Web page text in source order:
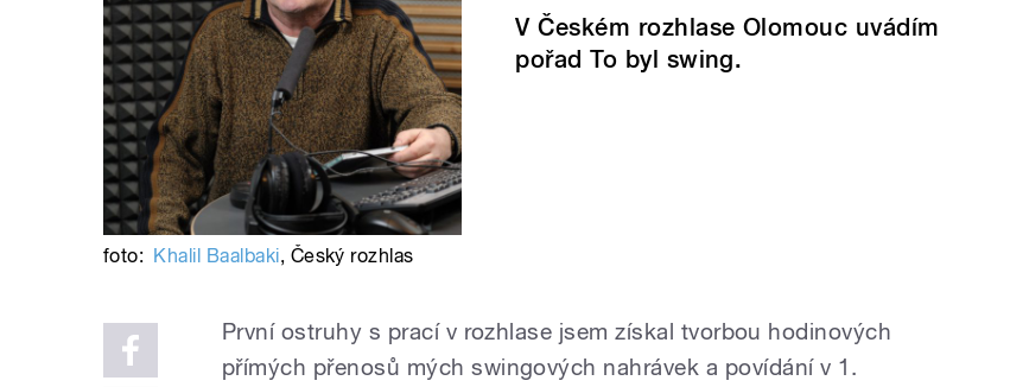
V Českém rozhlase Olomouc uvádím
pořad To byl swing.
foto: Khalil Baalbaki, Český rozhlas
První ostruhy s prací v rozhlase jsem získal tvorbou hodinových
přímých přenosů mých swingových nahrávek a povídání v 1.